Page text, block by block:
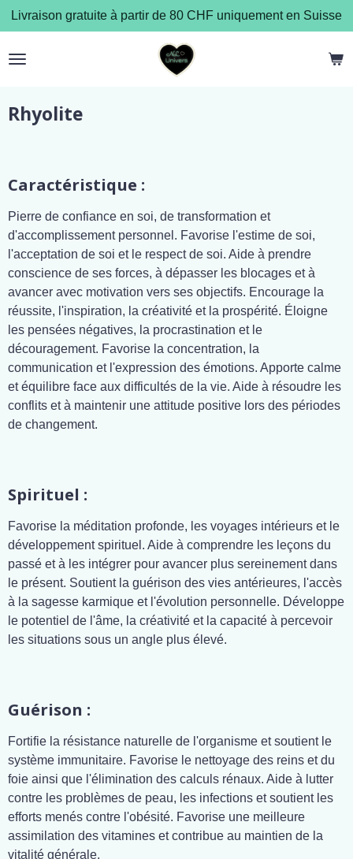
Passer
au
contenu
Livraison gratuite à partir de 80 CHF uniquement en Suisse
Rhyolite
Caractéristique :
Pierre de confiance en soi, de transformation et
d'accomplissement personnel. Favorise l'estime de soi,
l'acceptation de soi et le respect de soi. Aide à prendre
conscience de ses forces, à dépasser les blocages et à
avancer avec motivation vers ses objectifs. Encourage la
réussite, l'inspiration, la créativité et la prospérité. Éloigne
les pensées négatives, la procrastination et le
découragement. Favorise la concentration, la
communication et l'expression des émotions. Apporte calme
et équilibre face aux difficultés de la vie. Aide à résoudre les
conflits et à maintenir une attitude positive lors des périodes
de changement.
Spirituel :
Favorise la méditation profonde, les voyages intérieurs et le
développement spirituel. Aide à comprendre les leçons du
passé et à les intégrer pour avancer plus sereinement dans
le présent. Soutient la guérison des vies antérieures, l'accès
à la sagesse karmique et l'évolution personnelle. Développe
le potentiel de l'âme, la créativité et la capacité à percevoir
les situations sous un angle plus élevé.
Guérison :
Fortifie la résistance naturelle de l'organisme et soutient le
système immunitaire. Favorise le nettoyage des reins et du
foie ainsi que l'élimination des calculs rénaux. Aide à lutter
contre les problèmes de peau, les infections et soutient les
efforts menés contre l'obésité. Favorise une meilleure
assimilation des vitamines et contribue au maintien de la
vitalité générale.